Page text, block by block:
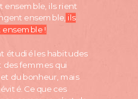
ensemble, ils rient
ensemble, ils
!
étudié les habitudes
des femmes qui
du bonheur, mais
Ce que ces